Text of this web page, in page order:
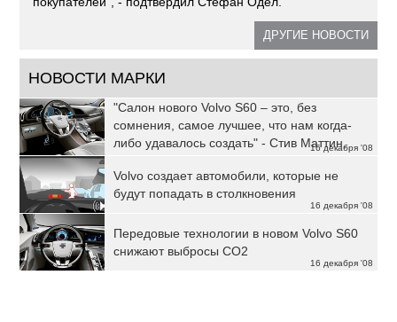
ДРУГИЕ НОВОСТИ
НОВОСТИ МАРКИ
16 декабря '08
"Салон нового Volvo S60 – это, без
сомнения, самое лучшее, что нам когда-
либо удавалось создать" - Стив Маттин,
16 декабря '08
Volvo создает автомобили, которые не
будут попадать в столкновения
16 декабря '08
Передовые технологии в новом Volvo S60
снижают выбросы CO2